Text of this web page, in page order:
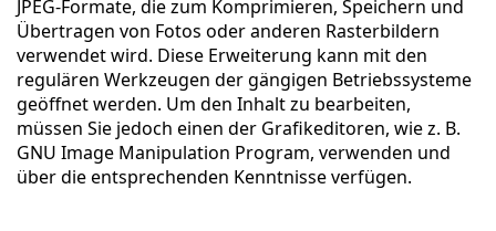
JPEG-Formate, die zum Komprimieren, Speichern und
Übertragen von Fotos oder anderen Rasterbildern
verwendet wird. Diese Erweiterung kann mit den
regulären Werkzeugen der gängigen Betriebssysteme
geöffnet werden. Um den Inhalt zu bearbeiten,
müssen Sie jedoch einen der Grafikeditoren, wie z. B.
GNU Image Manipulation Program, verwenden und
über die entsprechenden Kenntnisse verfügen.